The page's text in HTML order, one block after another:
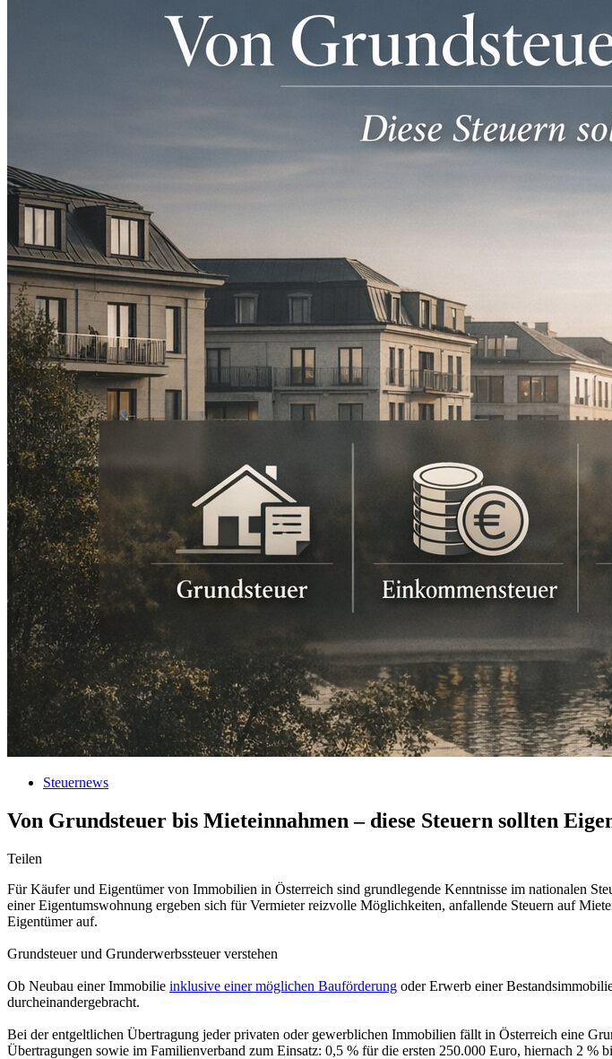
Steuernews
Von Grundsteuer bis Mieteinnahmen – diese Steuern sollten
Teilen
Für Käufer und Eigentümer von Immobilien in Österreich sind grundlegende Kenntnisse im nationalen
einer Eigentumswohnung ergeben sich für Vermieter reizvolle Möglichkeiten, anfallende Steuern auf
Eigentümer auf.
Grundsteuer und Grunderwerbssteuer verstehen
Ob Neubau einer Immobilie inklusive einer möglichen Bauförderung oder Erwerb einer
durcheinandergebracht.
Bei der entgeltlichen Übertragung jeder privaten oder gewerblichen Immobilien fällt in Österreich eine
Übertragungen sowie im Familienverband zum Einsatz: 0,5 % für die ersten 250.000 Euro, hiernach 2 %